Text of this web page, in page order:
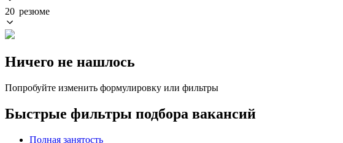
20 резюме
Ничего не нашлось
Попробуйте изменить формулировку или фильтры
Быстрые фильтры подбора вакансий
Полная занятость